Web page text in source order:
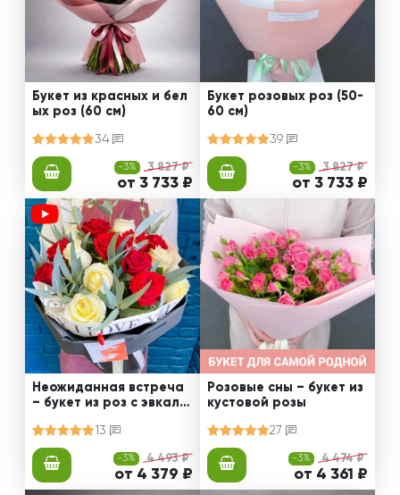
Букет из красных и бел
ых роз (60 см)
34
-3% 3 827 ₽
от 3 733 ₽
Букет розовых роз (50-
60 см)
39
-3% 3 827 ₽
от 3 733 ₽
Неожиданная встреча
– букет из роз с эвкали
13
-3% 4 493 ₽
от 4 379 ₽
Розовые сны – букет из
кустовой розы
27
-3% 4 474 ₽
от 4 361 ₽